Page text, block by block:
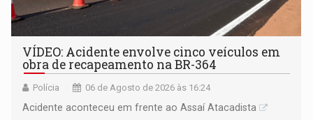
VÍDEO: Acidente envolve cinco veículos em
obra de recapeamento na BR-364
Polícia 06 de Agosto de 2026 às 16:24
Acidente aconteceu em frente ao Assaí Atacadista